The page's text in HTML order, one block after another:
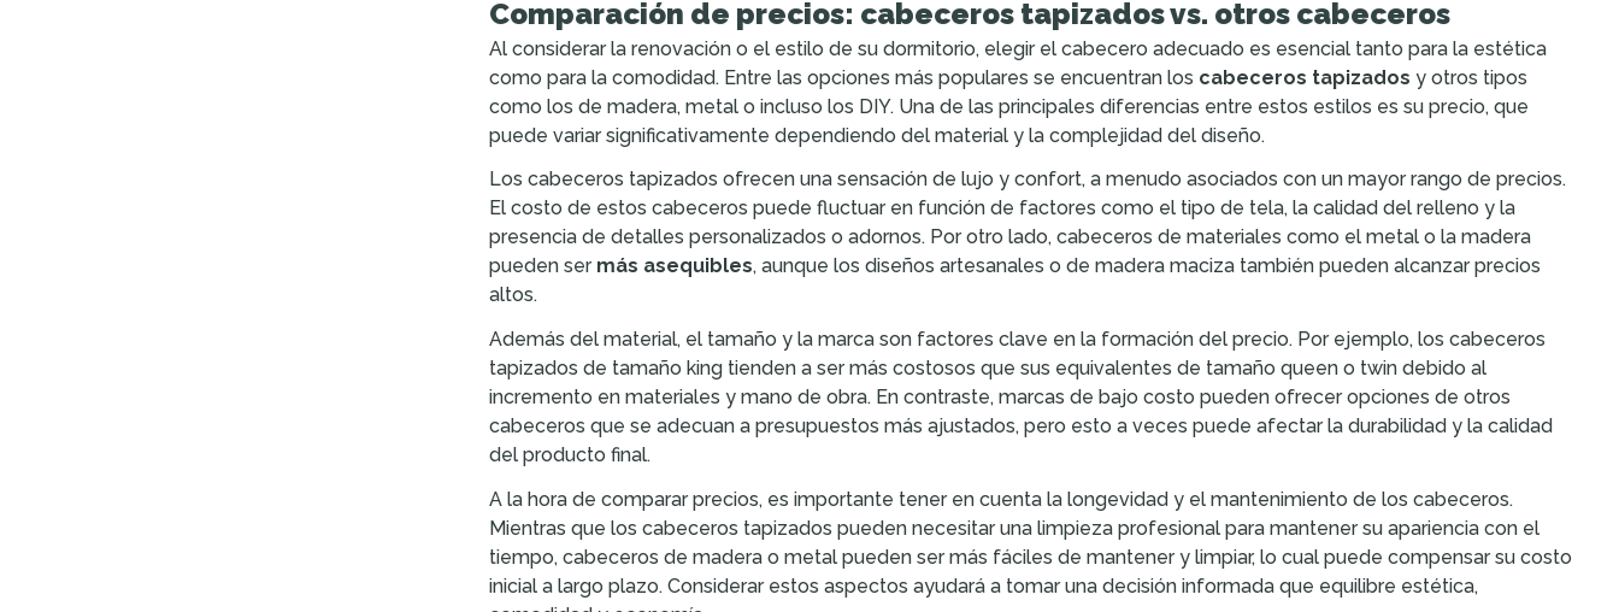
Comparación de precios: cabeceros tapizados vs. otros cabeceros
Al considerar la renovación o el estilo de su dormitorio, elegir el cabecero adecuado es esencial tanto para la estética
como para la comodidad. Entre las opciones más populares se encuentran los cabeceros tapizados y otros tipos
como los de madera, metal o incluso los DIY. Una de las principales diferencias entre estos estilos es su precio, que
puede variar significativamente dependiendo del material y la complejidad del diseño.
Los cabeceros tapizados ofrecen una sensación de lujo y confort, a menudo asociados con un mayor rango de precios.
El costo de estos cabeceros puede fluctuar en función de factores como el tipo de tela, la calidad del relleno y la
presencia de detalles personalizados o adornos. Por otro lado, cabeceros de materiales como el metal o la madera
pueden ser más asequibles, aunque los diseños artesanales o de madera maciza también pueden alcanzar precios
altos.
Además del material, el tamaño y la marca son factores clave en la formación del precio. Por ejemplo, los cabeceros
tapizados de tamaño king tienden a ser más costosos que sus equivalentes de tamaño queen o twin debido al
incremento en materiales y mano de obra. En contraste, marcas de bajo costo pueden ofrecer opciones de otros
cabeceros que se adecuan a presupuestos más ajustados, pero esto a veces puede afectar la durabilidad y la calidad
del producto final.
A la hora de comparar precios, es importante tener en cuenta la longevidad y el mantenimiento de los cabeceros.
Mientras que los cabeceros tapizados pueden necesitar una limpieza profesional para mantener su apariencia con el
tiempo, cabeceros de madera o metal pueden ser más fáciles de mantener y limpiar, lo cual puede compensar su costo
inicial a largo plazo. Considerar estos aspectos ayudará a tomar una decisión informada que equilibre estética,